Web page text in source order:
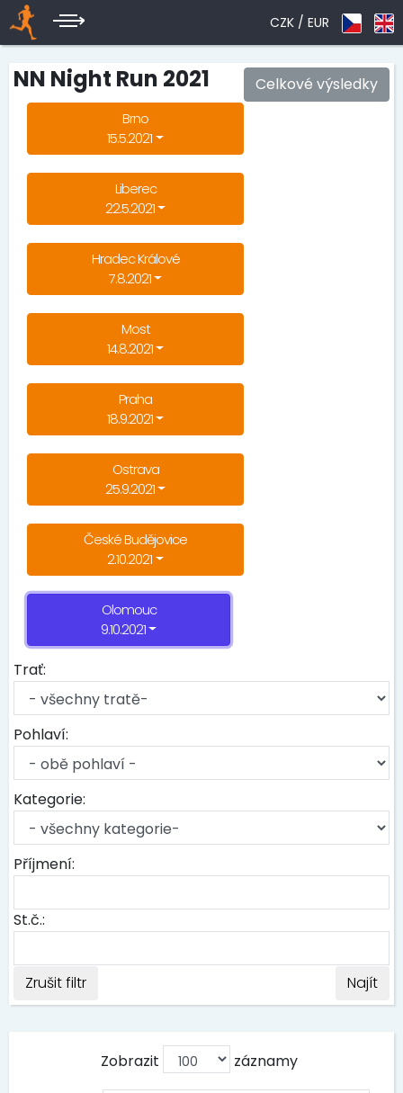
CZK / EUR
Celkové výsledky
NN Night Run 2021
Brno
15.5.2021
Liberec
22.5.2021
Hradec Králové
7.8.2021
Most
14.8.2021
Praha
18.9.2021
Ostrava
25.9.2021
České Budějovice
2.10.2021
Olomouc
9.10.2021
Trať:
Pohlaví:
Kategorie:
Příjmení:
St.č.:
Zrušit filtr Najít
Zobrazit záznamy